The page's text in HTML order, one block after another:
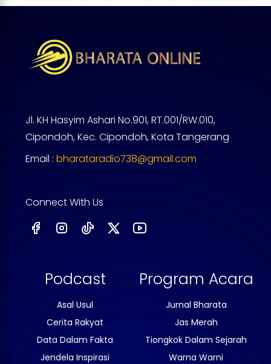
Jl. KH Hasyim Ashari No.901, RT.001/RW.010,
Cipondoh, Kec. Cipondoh, Kota Tangerang
Email : bharataradio738@gmail.com
Connect With Us
Podcast
Asal Usul
Cerita Rakyat
Data Dalam Fakta
Jendela Inspirasi
Program Acara
Jurnal Bharata
Jas Merah
Tiongkok Dalam Sejarah
Warna Warni